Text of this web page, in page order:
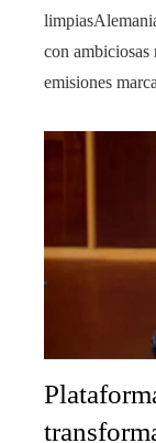
con ambiciosas
emisiones